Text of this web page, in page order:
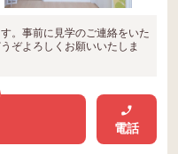
。事前に見学のご連絡をいた
ぞよろしくお願いいたしま
電話